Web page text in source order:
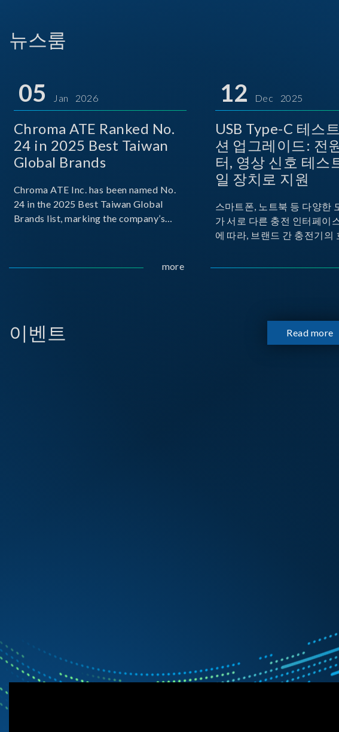
뉴스룸
05 Jan 2026
Chroma ATE Ranked No.
24 in 2025 Best Taiwan
Global Brands
Chroma ATE Inc. has been named No.
24 in the 2025 Best Taiwan Global
Brands list, marking the company’s
more
12 Dec 2025
USB Type-C 테스
션 업그레이드: 전
터, 영상 신호 테스
일 장치로 지원
스마트폰, 노트북 등 다양한
가 서로 다른 충전 인터페이
에 따라, 브랜드 간 충전기의
Implementers Forum)는
시되고 있습니다. 스마트폰,
라, 모바일 기기, 외장 스토
이벤트 Read more